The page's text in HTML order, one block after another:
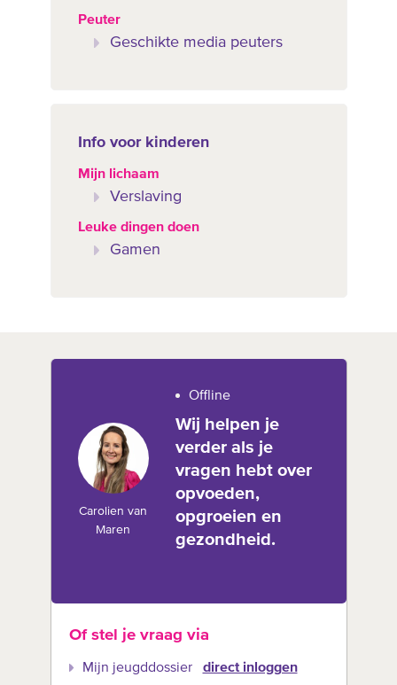
Peuter
Geschikte media peuters
Info voor kinderen
Mijn lichaam
Verslaving
Leuke dingen doen
Gamen
Carolien van
Maren
Offline
Wij helpen je
verder als je
vragen hebt over
opvoeden,
opgroeien en
gezondheid.
Of stel je vraag via
Mijn jeugddossier
direct inloggen